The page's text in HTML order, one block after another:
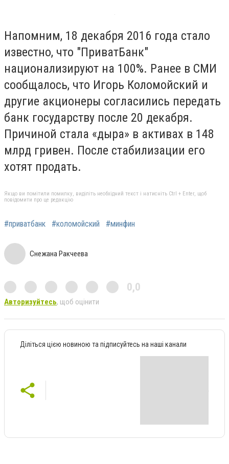
Напомним, 18 декабря 2016 года стало
известно, что "ПриватБанк"
национализируют на 100%. Ранее в СМИ
сообщалось, что Игорь Коломойский и
другие акционеры согласились передать
банк государству после 20 декабря.
Причиной стала «дыра» в активах в 148
млрд гривен. После стабилизации его
хотят продать.
Якщо ви помітили помилку, виділіть необхідний текст і натисніть Ctrl + Enter, щоб
повідомити про це редакцію
#приватбанк #коломойский #минфин
Снежана Ракчеева
0,0
Авторизуйтесь, щоб оцінити
Діліться цією новиною та підписуйтесь на наші канали